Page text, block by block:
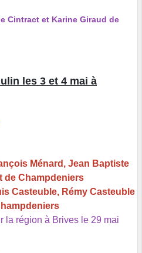
Cintract et Karine Giraud de
les 3 et 4 mai à
Ménard, Jean Baptiste
de Champdeniers
Casteuble, Rémy Casteuble
la région à Brives le 29 mai